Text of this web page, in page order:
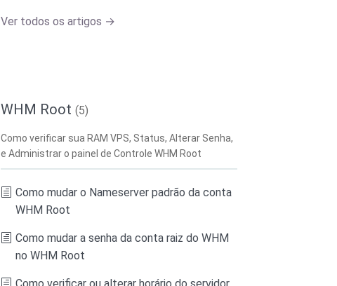
Ver todos os artigos →
WHM Root(5)
Como verificar sua RAM VPS, Status, Alterar Senha,
e Administrar o painel de Controle WHM Root
Como mudar o Nameserver padrão da conta
WHM Root
Como mudar a senha da conta raiz do WHM
no WHM Root
Como verificar ou alterar horário do servidor